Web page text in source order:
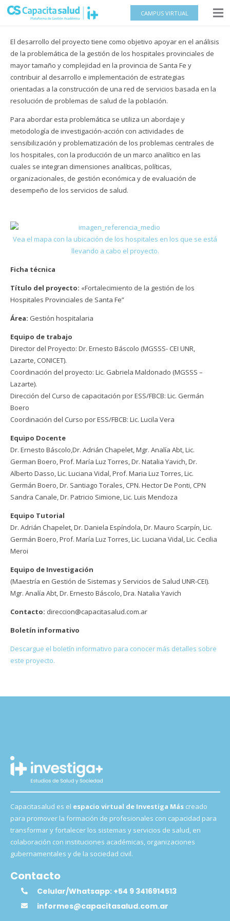
CAMPUS VIRTUAL
El desarrollo del proyecto tiene como objetivo apoyar en el análisis
de la problemática de la gestión de los hospitales provinciales de
mayor tamaño y complejidad en la provincia de Santa Fe y
contribuir al desarrollo e implementación de estrategias
orientadas a la construcción de una red de servicios basada en la
resolución de problemas de salud de la población.
Para abordar esta problemática se utiliza un abordaje y
metodología de investigación-acción con actividades de
sensibilización y problematización de los problemas centrales de
los hospitales, con la producción de un marco analítico en las
cuales se integran dimensiones analíticas, políticas,
organizacionales, de gestión económica y de evaluación de
desempeño de los servicios de salud.
Vea el mapa con la ubicación de los hospitales en los que se está
llevando a cabo el proyecto.
Ficha técnica
Título del proyecto: «Fortalecimiento de la gestión de los
Hospitales Provinciales de Santa Fe”
Área: Gestión hospitalaria
Equipo de trabajo
Director del Proyecto: Dr. Ernesto Báscolo (MGSSS- CEI UNR,
Lazarte, CONICET).
Coordinación del proyecto: Lic. Gabriela Maldonado (MGSSS –
Lazarte).
Dirección del Curso de capacitación por ESS/FBCB: Lic. Germán
Boero
Coordinación del Curso por ESS/FBCB: Lic. Lucila Vera
Equipo Docente
Dr. Ernesto Báscolo,Dr. Adrián Chapelet, Mgr. Analía Abt, Lic.
German Boero, Prof. María Luz Torres, Dr. Natalia Yavich, Dr.
Alberto Dasso, Lic. Luciana Vidal, Prof. Maria Luz Torres, Lic.
Germán Boero, Dr. Santiago Torales, CPN. Hector De Ponti, CPN
Sandra Canale, Dr. Patricio Simione, Lic. Luis Mendoza
Equipo Tutorial
Dr. Adrián Chapelet, Dr. Daniela Espíndola, Dr. Mauro Scarpín, Lic.
Germán Boero, Prof. María Luz Torres, Lic. Luciana Vidal, Lic. Cecilia
Meroi
Equipo de Investigación
(Maestría en Gestión de Sistemas y Servicios de Salud UNR-CEI).
Mgr. Analía Abt, Dr. Ernesto Báscolo, Dra. Natalia Yavich
Contacto: direccion@capacitasalud.com.ar
Boletín informativo
Descargue el boletín informativo para conocer más detalles sobre
este proyecto.
Capacitasalud es el espacio virtual de Investiga Máscreado
para promover la formación de profesionales con capacidad para
transformar y fortalecer los sistemas y servicios de salud, en
colaboración con instituciones académicas, organizaciones
gubernamentales y de la sociedad civil.
Contacto
Celular/Whatsapp: +54 9 3416914513
informes@capacitasalud.com.ar